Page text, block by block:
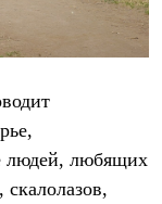
людей, любящих